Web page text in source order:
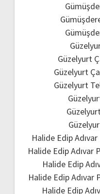
Güzelyurt
Güzelyurt
Güzelyurt
Halide Edip
Halide Edip Adıvar
Halide Edip
Halide Edip Adıvar
Halide Edip